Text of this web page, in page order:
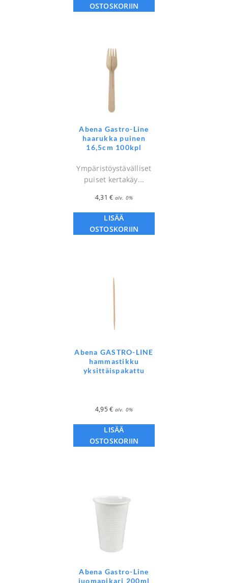
OSTOSKORIIN
Abena Gastro-Line
haarukka puinen
16,5cm 100kpl
Ympäristöystävälliset
puiset kertakäy...
4,31 € alv. 0%
LISÄÄ
OSTOSKORIIN
Abena GASTRO-LINE
hammastikku
yksittäispakattu
4,95€ alv. 0%
LISÄÄ
OSTOSKORIIN
Abena Gastro-Line
juomapikari 200ml